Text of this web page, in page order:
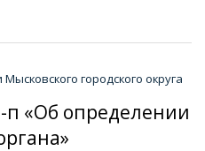
городского округа
п «Об определении